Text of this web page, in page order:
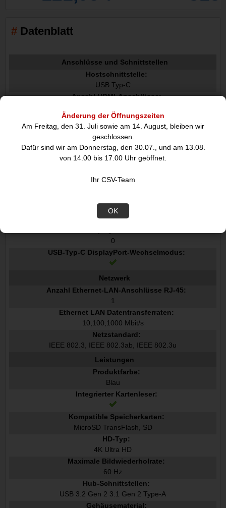
Änderung der Öffnungszeiten
Am Freitag, den 31. Juli sowie am 14. August, bleiben wir
geschlossen.
Dafür sind wir am Donnerstag, den 30.07., und am 13.08.
von 14.00 bis 17.00 Uhr geöffnet.
Ihr CSV-Team
OK
Datenblatt
Anschlüsse und Schnittstellen
Hostschnittstelle:
USB Typ-C
Anzahl HDMI-Anschlüsse:
USB 3.2 Gen 2 3.1 Gen 2 Anzahl der Anschlüsse vom Typ A:
2
USB Power Delivery:
USB-Stromversorgung Revision:
HDMI-Version:
2.0
0
USB-Typ-C DisplayPort-Wechselmodus:
Netzwerk
Anzahl Ethernet-LAN-Anschlüsse RJ-45:
1
Ethernet LAN Datentransferraten:
10,100,1000 Mbit/s
Netzstandard:
IEEE 802.3, IEEE 802.3ab, IEEE 802.3u
Leistungen
Produktfarbe:
Blau
Integrierter Kartenleser:
Kompatible Speicherkarten:
MicroSD TransFlash, SD
HD-Typ:
4K Ultra HD
Maximale Bildwiederholrate:
60 Hz
Hub-Schnittstellen:
USB 3.2 Gen 2 3.1 Gen 2 Type-A
Gehäusematerial: